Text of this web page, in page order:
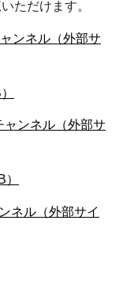
ただけます。
ンネル（外部サ
ャンネル（外部サ
ネル（外部サイ